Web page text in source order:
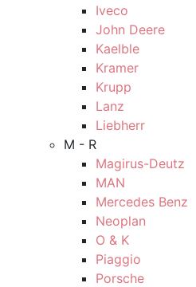
Iveco
John Deere
Kaelble
Kramer
Krupp
Lanz
Liebherr
M - R
Magirus-Deutz
MAN
Mercedes Benz
Neoplan
O & K
Piaggio
Porsche